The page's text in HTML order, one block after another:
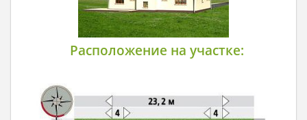
Расположение на участке: